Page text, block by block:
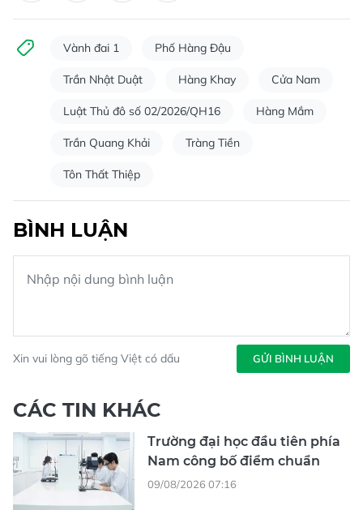
Vành đai 1 Phố Hàng Đậu
Trần Nhật Duật Hàng Khay Cửa Nam
Luật Thủ đô số 02/2026/QH16 Hàng Mắm
Trần Quang Khải Tràng Tiền
Tôn Thất Thiệp
BÌNH LUẬN
Xin vui lòng gõ tiếng Việt có dấu GỬI BÌNH LUẬN
CÁC TIN KHÁC
Trường đại học đầu tiên phía
Nam công bố điểm chuẩn
09/08/2026 07:16